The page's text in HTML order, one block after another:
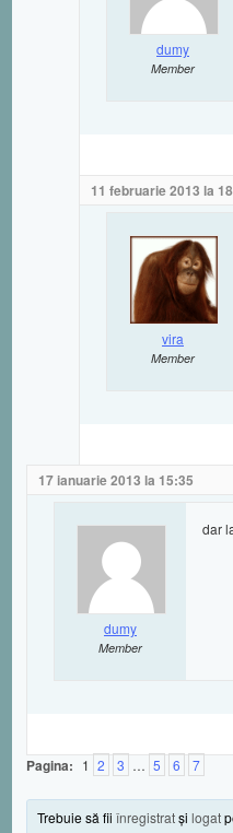
dumy
Member
11 februarie 2013 la
vira
Member
17 ianuarie 2013 la 15:35
dumy
Member
dar
Pagina: 1 2 3 … 5 6 7
Trebuie să fiiînregistratşilogat